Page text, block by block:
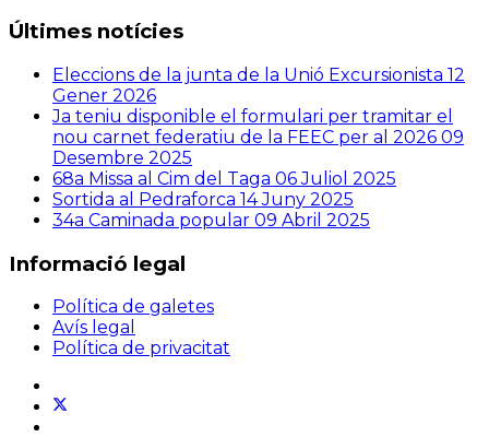
Últimes notícies
Eleccions de la junta de la Unió Excursionista 12
Gener 2026
Ja teniu disponible el formulari per tramitar el
nou carnet federatiu de la FEEC per al 2026 09
Desembre 2025
68a Missa al Cim del Taga 06 Juliol 2025
Sortida al Pedraforca 14 Juny 2025
34a Caminada popular 09 Abril 2025
Informació legal
Política de galetes
Avís legal
Política de privacitat